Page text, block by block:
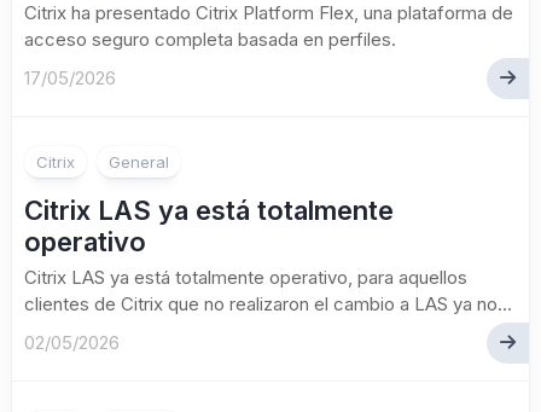
Citrix ha presentado Citrix Platform Flex, una plataforma de
acceso seguro completa basada en perfiles.
17/05/2026
Citrix General
Citrix LAS ya está totalmente
operativo
Citrix LAS ya está totalmente operativo, para aquellos
clientes de Citrix que no realizaron el cambio a LAS ya no...
02/05/2026